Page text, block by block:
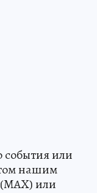
события или
нашим
или